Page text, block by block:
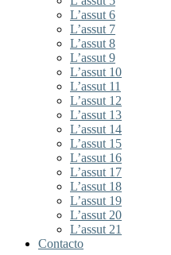
L’assut 6
L’assut 7
L’assut 8
L’assut 9
L’assut 10
L’assut 11
L’assut 12
L’assut 13
L’assut 14
L’assut 15
L’assut 16
L’assut 17
L’assut 18
L’assut 19
L’assut 20
L’assut 21
Contacto